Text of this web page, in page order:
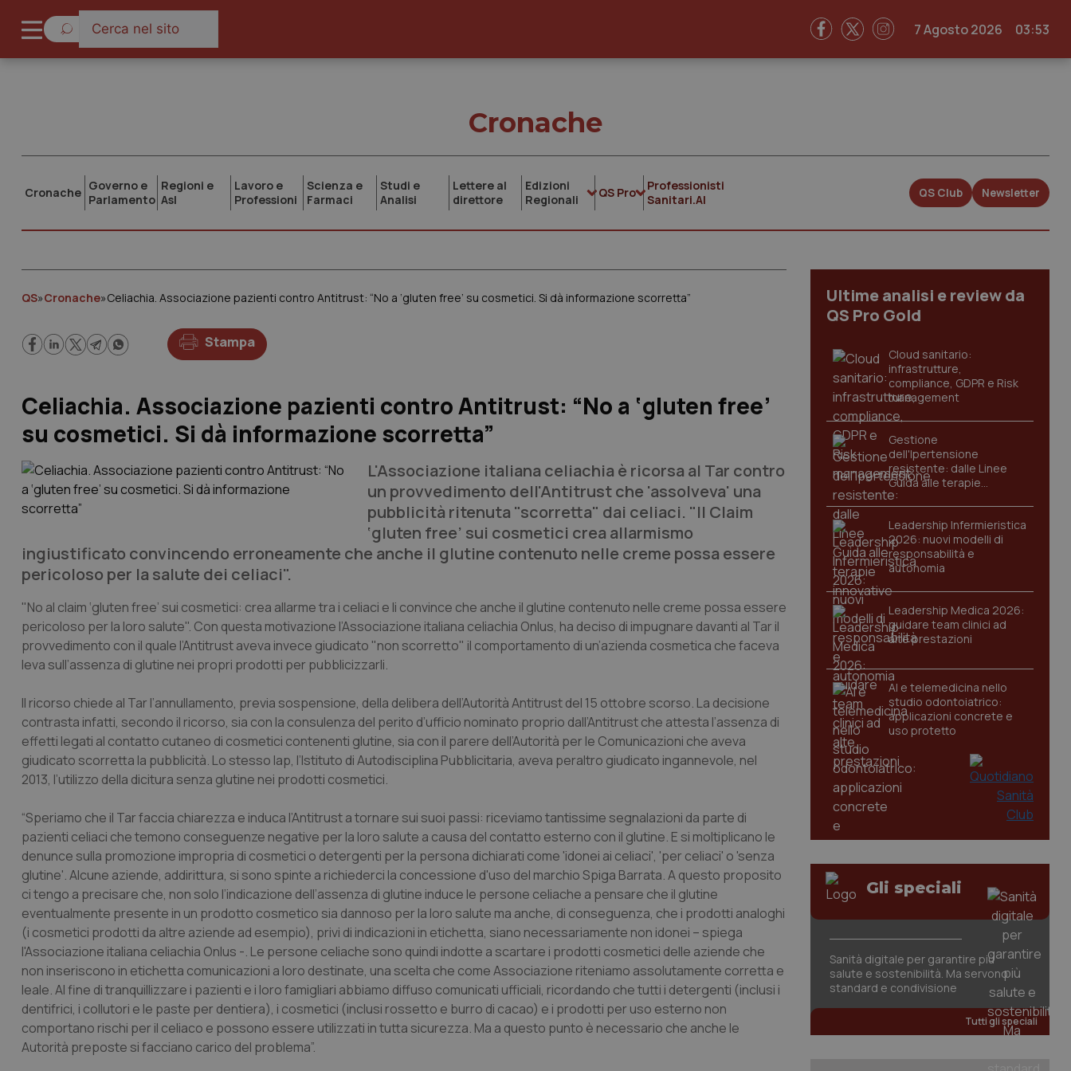
7 Agosto 2026 03:53
Cronache
Cronache Governo e
Parlamento
Regioni e
Asl
Lavoro e
Professioni
Scienza e
Farmaci
Studi e
Analisi
Lettere al
direttore
Edizioni
Regionali
QS Pro
Professionisti
Sanitari.AI
QS Club Newsletter
QS»Cronache»Celiachia. Associazione pazienti contro Antitrust: “No a ‘gluten free’ su cosmetici. Si dà informazione scorretta”
Stampa
Celiachia. Associazione pazienti contro Antitrust: “No a ‘gluten free’
su cosmetici. Si dà informazione scorretta”
L'Associazione italiana celiachia è ricorsa al Tar contro
un provvedimento dell'Antitrust che 'assolveva' una
pubblicità ritenuta "scorretta" dai celiaci. "Il Claim
‘gluten free’ sui cosmetici crea allarmismo
ingiustificato convincendo erroneamente che anche il glutine contenuto nelle creme possa essere
pericoloso per la salute dei celiaci".
"No al claim ‘gluten free’ sui cosmetici: crea allarme tra i celiaci e li convince che anche il glutine contenuto nelle creme possa essere
pericoloso per la loro salute". Con questa motivazione l’Associazione italiana celiachia Onlus, ha deciso di impugnare davanti al Tar il
provvedimento con il quale l’Antitrust aveva invece giudicato "non scorretto" il comportamento di un’azienda cosmetica che faceva
leva sull’assenza di glutine nei propri prodotti per pubblicizzarli.
Il ricorso chiede al Tar l’annullamento, previa sospensione, della delibera dell’Autorità Antitrust del 15 ottobre scorso. La decisione
contrasta infatti, secondo il ricorso, sia con la consulenza del perito d’ufficio nominato proprio dall’Antitrust che attesta l’assenza di
effetti legati al contatto cutaneo di cosmetici contenenti glutine, sia con il parere dell’Autorità per le Comunicazioni che aveva
giudicato scorretta la pubblicità. Lo stesso Iap, l’Istituto di Autodisciplina Pubblicitaria, aveva peraltro giudicato ingannevole, nel
2013, l’utilizzo della dicitura senza glutine nei prodotti cosmetici.
“Speriamo che il Tar faccia chiarezza e induca l’Antitrust a tornare sui suoi passi: riceviamo tantissime segnalazioni da parte di
pazienti celiaci che temono conseguenze negative per la loro salute a causa del contatto esterno con il glutine. E si moltiplicano le
denunce sulla promozione impropria di cosmetici o detergenti per la persona dichiarati come 'idonei ai celiaci', 'per celiaci' o 'senza
glutine'. Alcune aziende, addirittura, si sono spinte a richiederci la concessione d'uso del marchio Spiga Barrata. A questo proposito
ci tengo a precisare che, non solo l’indicazione dell’assenza di glutine induce le persone celiache a pensare che il glutine
eventualmente presente in un prodotto cosmetico sia dannoso per la loro salute ma anche, di conseguenza, che i prodotti analoghi
(i cosmetici prodotti da altre aziende ad esempio), privi di indicazioni in etichetta, siano necessariamente non idonei – spiega
l'Associazione italiana celiachia Onlus -. Le persone celiache sono quindi indotte a scartare i prodotti cosmetici delle aziende che
non inseriscono in etichetta comunicazioni a loro destinate, una scelta che come Associazione riteniamo assolutamente corretta e
leale. Al fine di tranquillizzare i pazienti e i loro famigliari abbiamo diffuso comunicati ufficiali, ricordando che tutti i detergenti (inclusi i
dentifrici, i collutori e le paste per dentiera), i cosmetici (inclusi rossetto e burro di cacao) e i prodotti per uso esterno non
comportano rischi per il celiaco e possono essere utilizzati in tutta sicurezza. Ma a questo punto è necessario che anche le
Autorità preposte si facciano carico del problema”.
Ultime analisi e review da
QS Pro Gold
Cloud sanitario:
infrastrutture,
compliance, GDPR e Risk
management
Gestione
dell'Ipertensione
resistente: dalle Linee
Guida alle terapie
innovative
Leadership Infermieristica
2026: nuovi modelli di
responsabilità e
autonomia
Leadership Medica 2026:
guidare team clinici ad
alte prestazioni
AI e telemedicina nello
studio odontoiatrico:
applicazioni concrete e
uso protetto
Gli speciali
Sanità digitale per garantire più
salute e sostenibilità. Ma servono
standard e condivisione
Tutti gli speciali